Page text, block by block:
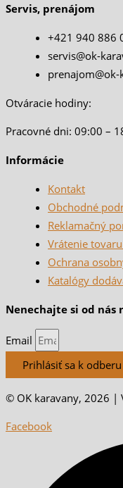
Servis, prenájom
+421 940 886
servis@ok-
Otváracie hodiny:
Pracovné dni: 09:00 –
Informácie
Kontakt
Obchodné
Reklamačný
Vrátenie
Ochrana
Katalógy
Nenechajte si od nás
Email
Prihlásiť sa k odberu
© OK karavany, 2026 |
Facebook